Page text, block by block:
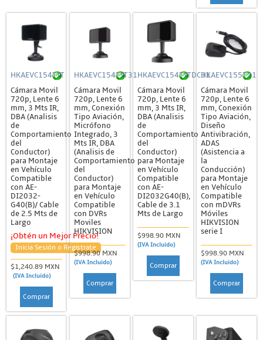
HKAEVC154TIT
Cámara Movil
720p, Lente 6
mm, 3 Mts IR,
DBA (Analisis
de
Comportamiento
del
Conductor)
para Montaje
en Vehículo
Compatible
con AE-
DI2032-
G40(B)/ Cable
de 2.5 Mts de
Largo
¡Obtén un Mejor Precio!
Inicia Sesión o Regístrate
$1,240.89 MXN
(IVA Incluido)
Comprar
HKAEVC154TIT31
Cámara Movil
720p, Lente 6
mm, Conexión
Tipo Aviación,
Micrófono
Integrado, 3
Mts IR, DBA
(Analisis de
Comportamiento
del
Conductor)
para Montaje
en Vehículo
Compatible
con DVRs
Moviles
HIKVISION
$998.90 MXN
(IVA Incluido)
Comprar
HKAEVC154TITDC31
Cámara Movil
720p, Lente 6
mm, 3 Mts IR,
DBA (Analisis
de
Comportamiento
del
Conductor)
para Montaje
en Vehículo
Compatible
con AE-
DI2032G40(B),
Cable de 3.1
Mts de Largo
$998.90 MXN
(IVA Incluido)
Comprar
HKAEVC155T31
Cámara Movil
720p, Lente 6
mm, Conexión
Tipo Aviación,
Diseño
Antivibración,
ADAS
(Asistencia a
la
Conducción)
para Montaje
en Vehículo
Compatible
con mDVRs
Móviles
HIKVISION
serie I
$998.90 MXN
(IVA Incluido)
Comprar